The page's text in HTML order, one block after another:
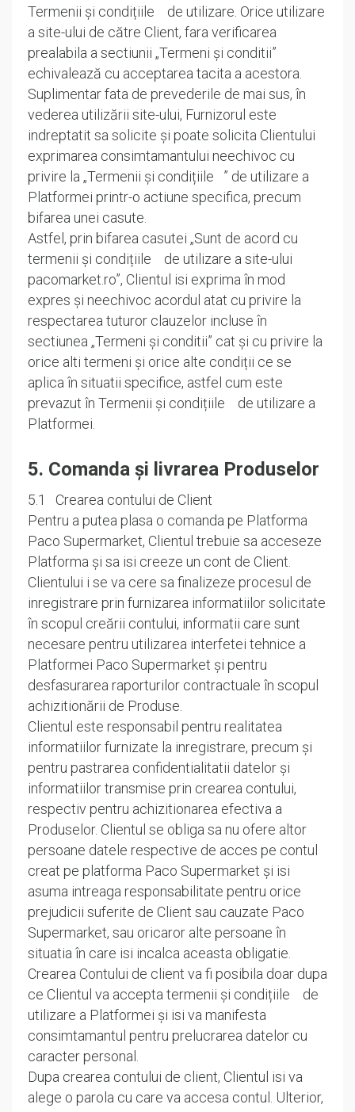
Termenii și condițiile de utilizare. Orice utilizare
a site-ului de către Client, fara verificarea
prealabila a sectiunii „Termeni și conditii”
echivalează cu acceptarea tacita a acestora.
Suplimentar fata de prevederile de mai sus, în
vederea utilizării site-ului, Furnizorul este
indreptatit sa solicite și poate solicita Clientului
exprimarea consimtamantului neechivoc cu
privire la „Termenii și condițiile ” de utilizare a
Platformei printr-o actiune specifica, precum
bifarea unei casute.
Astfel, prin bifarea casutei „Sunt de acord cu
termenii și condițiile de utilizare a site-ului
pacomarket.ro”, Clientul isi exprima în mod
expres și neechivoc acordul atat cu privire la
respectarea tuturor clauzelor incluse în
sectiunea „Termeni și conditii” cat și cu privire la
orice alti termeni și orice alte condiții ce se
aplica în situatii specifice, astfel cum este
prevazut în Termenii și condițiile de utilizare a
Platformei.
5. Comanda și livrarea Produselor
5.1 Crearea contului de Client
Pentru a putea plasa o comanda pe Platforma
Paco Supermarket, Clientul trebuie sa acceseze
Platforma și sa isi creeze un cont de Client.
Clientului i se va cere sa finalizeze procesul de
inregistrare prin furnizarea informatiilor solicitate
în scopul creării contului, informatii care sunt
necesare pentru utilizarea interfetei tehnice a
Platformei Paco Supermarket și pentru
desfasurarea raporturilor contractuale în scopul
achizitionării de Produse.
Clientul este responsabil pentru realitatea
informatiilor furnizate la inregistrare, precum și
pentru pastrarea confidentialitatii datelor și
informatiilor transmise prin crearea contului,
respectiv pentru achizitionarea efectiva a
Produselor. Clientul se obliga sa nu ofere altor
persoane datele respective de acces pe contul
creat pe platforma Paco Supermarket și isi
asuma intreaga responsabilitate pentru orice
prejudicii suferite de Client sau cauzate Paco
Supermarket, sau oricaror alte persoane în
situatia în care isi incalca aceasta obligatie.
Crearea Contului de client va fi posibila doar dupa
ce Clientul va accepta termenii și condițiile de
utilizare a Platformei și isi va manifesta
consimtamantul pentru prelucrarea datelor cu
caracter personal.
Dupa crearea contului de client, Clientul isi va
alege o parola cu care va accesa contul. Ulterior,